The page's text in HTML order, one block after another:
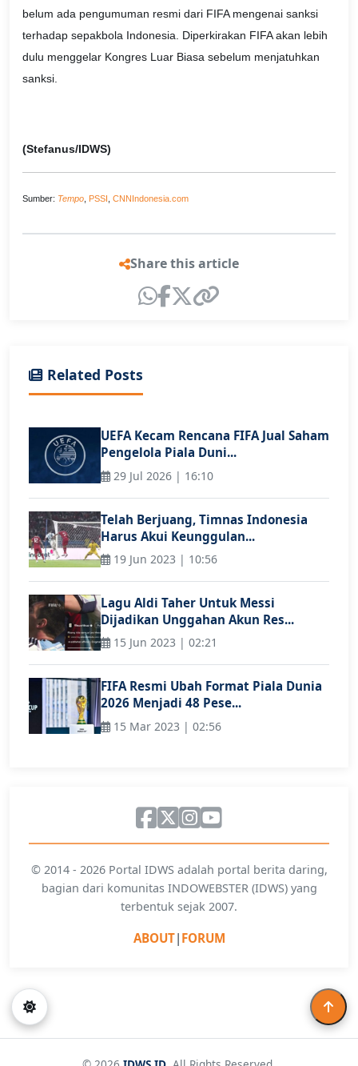
belum ada pengumuman resmi dari FIFA mengenai sanksi
terhadap sepakbola Indonesia. Diperkirakan FIFA akan lebih
dulu menggelar Kongres Luar Biasa sebelum menjatuhkan
sanksi.
(Stefanus/IDWS)
Sumber: Tempo PSSI CNNIndonesia.com
Share this article
Related Posts
UEFA Kecam Rencana FIFA Jual Saham
Pengelola Piala Duni...
29 Jul 2026 | 16:10
Telah Berjuang, Timnas Indonesia
Harus Akui Keunggulan...
19 Jun 2023 | 10:56
Lagu Aldi Taher Untuk Messi
Dijadikan Unggahan Akun Res...
15 Jun 2023 | 02:21
FIFA Resmi Ubah Format Piala Dunia
2026 Menjadi 48 Pese...
15 Mar 2023 | 02:56
© 2014 - 2026 Portal IDWS adalah portal berita daring,
bagian dari komunitas INDOWEBSTER (IDWS) yang
terbentuk sejak 2007.
ABOUT| FORUM